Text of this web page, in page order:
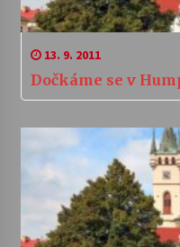
13. 9. 2011
Dočkáme se v